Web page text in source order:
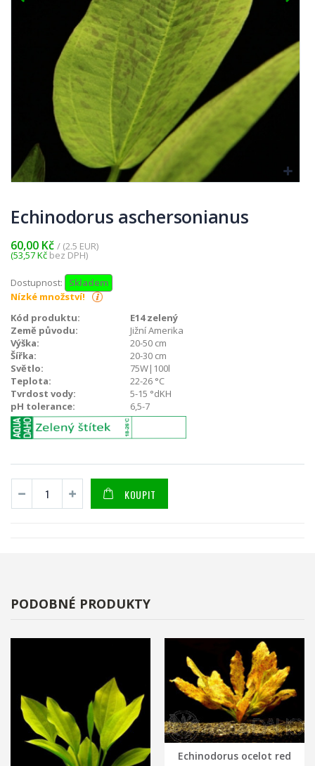
Echinodorus aschersonianus
60,00 Kč / (2.5 EUR)
(53,57 Kč bez DPH)
Dostupnost:
Skladem
Nízké množství!
Kód produktu:
E14 zelený
Země původu:
Jižní Amerika
Výška:
20-50 cm
Šířka:
20-30 cm
Světlo:
75W|100l
Teplota:
22-26 °C
Tvrdost vody:
5-15 °dKH
pH tolerance:
6,5-7
KOUPIT
PODOBNÉ PRODUKTY
Echinodorus ocelot red